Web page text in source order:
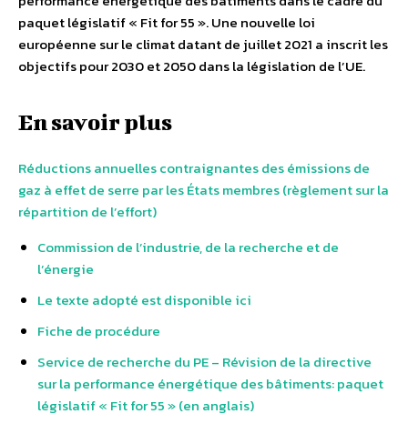
paquet législatif « Fit for 55 ». Une nouvelle loi
européenne sur le climat datant de juillet 2021 a inscrit les
objectifs pour 2030 et 2050 dans la législation de l’UE.
En savoir plus
Réductions annuelles contraignantes des émissions de
gaz à effet de serre par les États membres (règlement sur la
répartition de l’effort)
Commission de l’industrie, de la recherche et de
l’énergie
Le texte adopté est disponible ici
Fiche de procédure
Service de recherche du PE – Révision de la directive
sur la performance énergétique des bâtiments: paquet
législatif « Fit for 55 » (en anglais)